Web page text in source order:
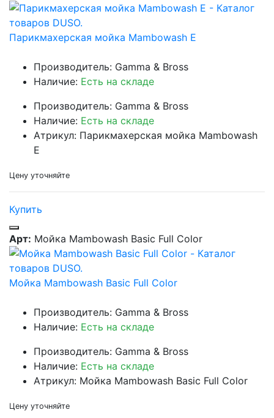
Парикмахерская мойка Mambowash E
Производитель: Gamma & Bross
Наличие: Есть на складе
Производитель: Gamma & Bross
Наличие: Есть на складе
Атрикул: Парикмахерская мойка Mambowash
E
Цену уточняйте
Купить
Арт: Мойка Mambowash Basic Full Color
Мойка Mambowash Basic Full Color
Производитель: Gamma & Bross
Наличие: Есть на складе
Производитель: Gamma & Bross
Наличие: Есть на складе
Атрикул: Мойка Mambowash Basic Full Color
Цену уточняйте